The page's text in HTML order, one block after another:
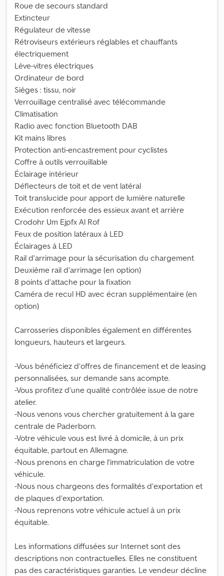
Roue de secours standard
Extincteur
Régulateur de vitesse
Rétroviseurs extérieurs réglables et chauffants
électriquement
Lève-vitres électriques
Ordinateur de bord
Sièges : tissu, noir
Verrouillage centralisé avec télécommande
Climatisation
Radio avec fonction Bluetooth DAB
Kit mains libres
Protection anti-encastrement pour cyclistes
Coffre à outils verrouillable
Éclairage intérieur
Déflecteurs de toit et de vent latéral
Toit translucide pour apport de lumière naturelle
Exécution renforcée des essieux avant et arrière
Crodohr Um Ejpfx Al Rof
Feux de position latéraux à LED
Éclairages à LED
Rail d’arrimage pour la sécurisation du chargement
Deuxième rail d’arrimage (en option)
8 points d’attache pour la fixation
Caméra de recul HD avec écran supplémentaire (en
option)
Carrosseries disponibles également en différentes
longueurs, hauteurs et largeurs.
-Vous bénéficiez d’offres de financement et de leasing
personnalisées, sur demande sans acompte.
-Vous profitez d’une qualité contrôlée issue de notre
atelier.
-Nous venons vous chercher gratuitement à la gare
centrale de Paderborn.
-Votre véhicule vous est livré à domicile, à un prix
équitable, partout en Allemagne.
-Nous prenons en charge l’immatriculation de votre
véhicule.
-Nous nous chargeons des formalités d’exportation et
de plaques d’exportation.
-Nous reprenons votre véhicule actuel à un prix
équitable.
Les informations diffusées sur Internet sont des
descriptions non contractuelles. Elles ne constituent
pas des caractéristiques garanties. Le vendeur décline